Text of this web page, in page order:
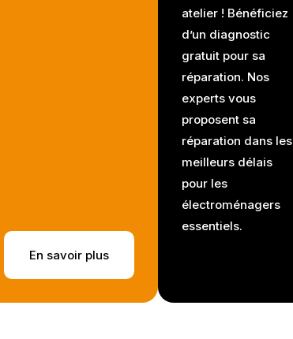
En savoir plus
atelier ! Bénéficiez
d’un diagnostic
gratuit pour sa
réparation. Nos
experts vous
proposent sa
réparation dans les
meilleurs délais
pour les
électroménagers
essentiels.